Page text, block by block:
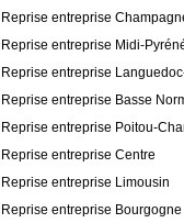
Reprise entreprise
Reprise entreprise Midi-
Reprise entreprise
Reprise entreprise Basse
Reprise entreprise Poitou-
Reprise entreprise Centre
Reprise entreprise Limousin
Reprise entreprise Bourgogne